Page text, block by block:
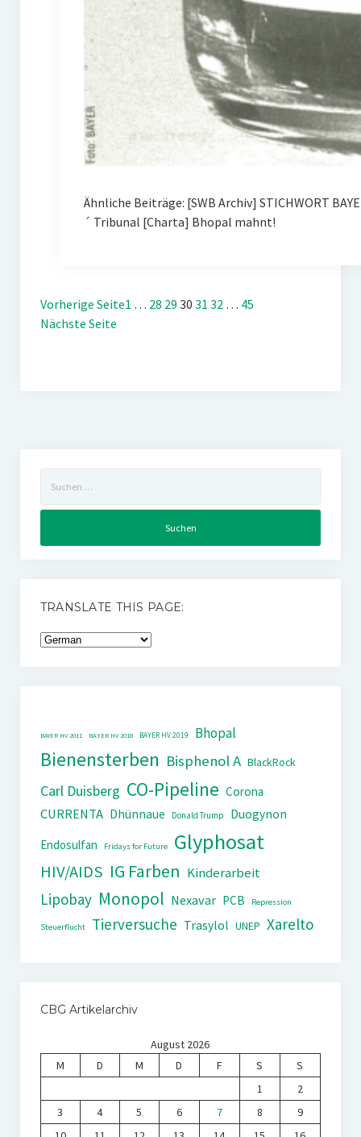
Ähnliche Beiträge: [SWB Archiv] STICHWORT
´ Tribunal [Charta] Bhopal mahnt!
Vorherige Seite1 … 28 29 30 31 32 … 45
Nächste Seite
nach:
TRANSLATE THIS PAGE:
BAYER HV 2011 BAYER HV 2018 BAYER HV 2019 Bhopal
Bienensterben Bisphenol A BlackRock
Carl Duisberg CO-Pipeline Corona
CURRENTA Dhünnaue Donald Trump
Duogynon
Endosulfan
Fridays for Future Glyphosat
HIV/AIDS IG Farben Kinderarbeit
Lipobay Monopol Nexavar PCB Repression
Steuerflucht Tierversuche Trasylol UNEP Xarelto
CBG Artikelarchiv
August 2026
M
D M D F S
S
1
2
3
4 5 6 7 8
9